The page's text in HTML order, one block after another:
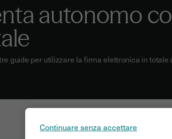
autonomo
guide per utilizzare la firma elettronica in totale
Continuare senza accettare